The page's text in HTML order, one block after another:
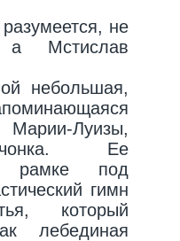
не
а Мстислав
небольшая,
Луизы,
Ее
рамке под
гимн
который
лебединая